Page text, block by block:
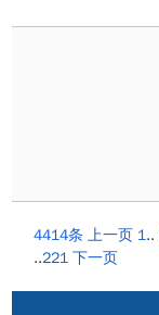
4414条 上一页 1..
..221 下一页